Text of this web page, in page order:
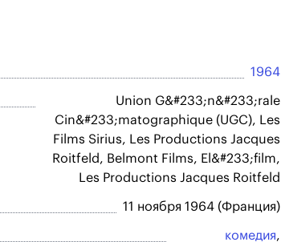
1964
Union G&#233;n&#233;rale
Cin&#233;matographique (UGC), Les
Films Sirius, Les Productions Jacques
Roitfeld, Belmont Films, El&#233;film,
Les Productions Jacques Roitfeld
11 ноября 1964 (Франция)
комедия,